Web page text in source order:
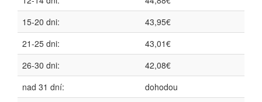
15-20 dni:
43,95€
21-25 dni:
43,01€
26-30 dni:
42,08€
nad 31 dní:
dohodou